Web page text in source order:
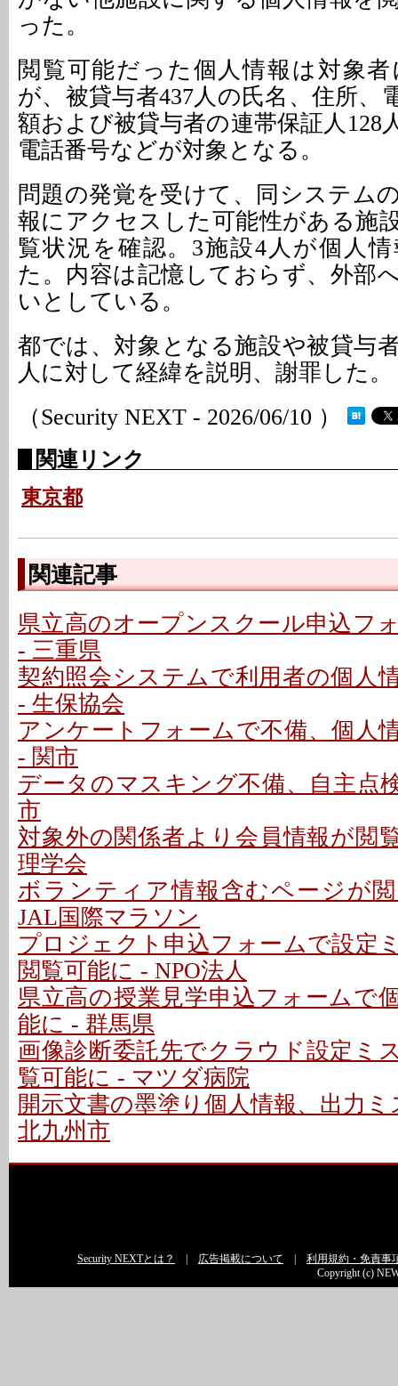
った。
閲覧可能だった個人情報は対象
が、被貸与者437人の氏名、住所、
額および被貸与者の連帯保証人128
電話番号などが対象となる。
問題の発覚を受けて、同システム
報にアクセスした可能性がある施
覧状況を確認。3施設4人が個人
た。内容は記憶しておらず、外部
いとしている。
都では、対象となる施設や被貸与
人に対して経緯を説明、謝罪した。
（Security NEXT - 2026/06/10 ）
関連リンク
東京都
関連記事
県立高のオープンスクール申込フ
- 三重県
契約照会システムで利用者の個人
- 生保協会
アンケートフォームで不備、個人
- 関市
データのマスキング不備、自主点
市
対象外の関係者より会員情報が閲
理学会
ボランティア情報含むページが
JAL国際マラソン
プロジェクト申込フォームで設定
閲覧可能に - NPO法人
県立高の授業見学申込フォームで
能に - 群馬県
画像診断委託先でクラウド設定ミ
覧可能に - マツダ病院
開示文書の墨塗り個人情報、出力
北九州市
Security NEXTとは？ 広告掲載について
利用規約・免責事
Copyright (c)